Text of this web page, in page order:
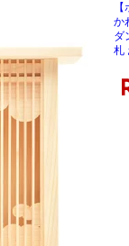
か
ダ
札